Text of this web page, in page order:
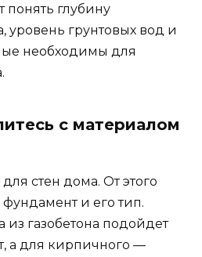
понять глубину
уровень грунтовых вод и
необходимы для
с материалом
стен дома. От этого
фундамент и его тип.
газобетона подойдет
а для кирпичного —